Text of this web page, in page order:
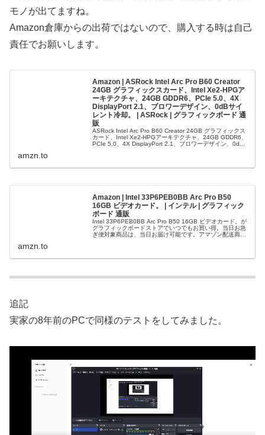
モノが出てますね。
Amazon倉庫からの出荷ではないので、購入する時は自己
責任でお願いします。
Amazon | ASRock Intel Arc Pro B60 Creator
24GB グラフィックスカード、Intel Xe2-HPGア
ーキテクチャ、24GB GDDR6、PCIe 5.0、4X
DisplayPort 2.1、ブロワーデザイン、0dBサイ
レント冷却。 | ASRock | グラフィックボード 通
販
ASRock Intel Arc Pro B60 Creator 24GB グラフィックス
カード、Intel Xe2-HPGアーキテクチャ、24GB GDDR6、
PCIe 5.0、4X DisplayPort 2.1、ブロワーデザイン、0d...
amzn.to
Amazon | Intel 33P6PEB0BB Arc Pro B50
16GB ビデオカード。 | インテル | グラフィック
ボード 通販
Intel 33P6PEB0BB Arc Pro B50 16GB ビデオカード。が
グラフィックボードストアでいつでもお買い得。当日お急
ぎ便対象商品は、当日お届け可能です。アマゾン配送商品
amzn.to
追記
実家の8年前のPCで同様のテストをしてみました。